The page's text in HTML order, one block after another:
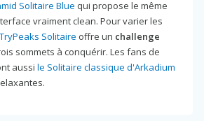
Solitaire Blue qui propose le même
vraiment clean. Pour varier les
TryPeaks Solitaire offre un challenge
sommets à conquérir. Les fans de
aussi le Solitaire classique d'Arkadium